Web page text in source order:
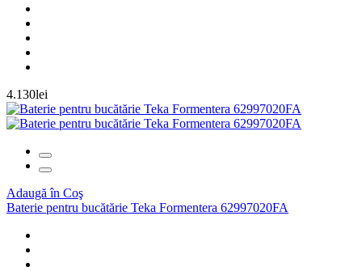
4.130lei
Adaugă în Coş
Baterie pentru bucătărie Teka Formentera 62997020FA